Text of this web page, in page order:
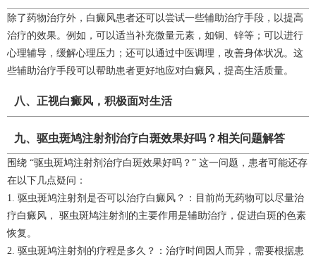
除了药物治疗外，白癜风患者还可以尝试一些辅助治疗手段，以提高
治疗的效果。例如，可以适当补充微量元素，如铜、锌等；可以进行
心理辅导，缓解心理压力；还可以通过中医调理，改善身体状况。这
些辅助治疗手段可以帮助患者更好地应对白癜风，提高生活质量。
八、正视白癜风，积极面对生活
九、驱虫斑鸠注射剂治疗白斑效果好吗？相关问题解答
围绕 “驱虫斑鸠注射剂治疗白斑效果好吗？” 这一问题，患者可能还存
在以下几点疑问：
1. 驱虫斑鸠注射剂是否可以治疗白癜风？：目前尚无药物可以尽量治
疗白癜风， 驱虫斑鸠注射剂的主要作用是辅助治疗，促进白斑的色素
恢复。
2. 驱虫斑鸠注射剂的疗程是多久？：治疗时间因人而异，需要根据患